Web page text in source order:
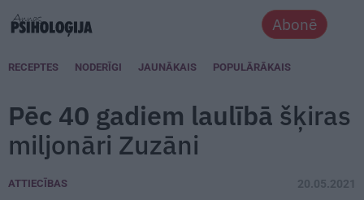
Abonē
RECEPTES NODERĪGI JAUNĀKAIS POPULĀRĀKAIS
Pēc 40 gadiem laulībā šķiras
miljonāri Zuzāni
ATTIECĪBAS 20.05.2021